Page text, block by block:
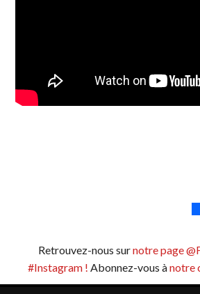
Retrouvez-nous surnotre page
#Instagram ! Abonnez-vous ànotre